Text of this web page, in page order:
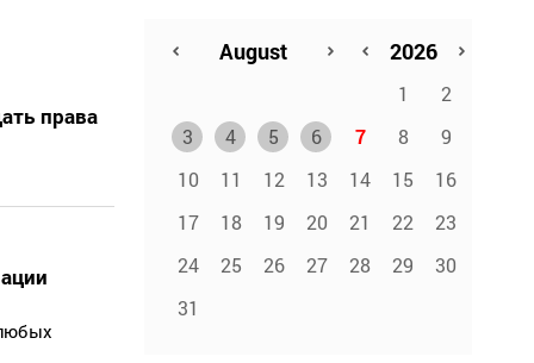
права
1
2
3
4 5 6 7 8
9
10
11 12 13 14 15
16
17
18 19 20 21 22
23
24
25 26 27 28 29
30
31